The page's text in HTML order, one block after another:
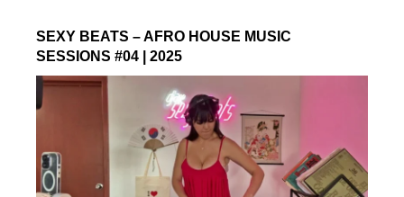
SEXY BEATS – AFRO HOUSE MUSIC
SESSIONS #04 | 2025